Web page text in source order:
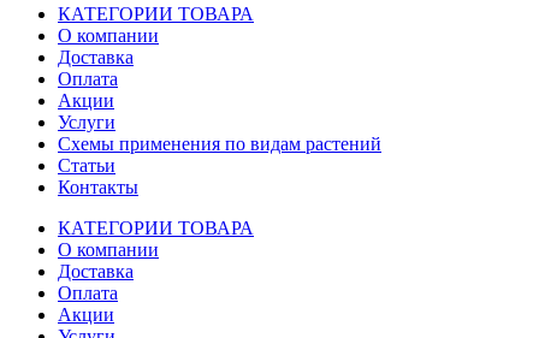
КАТЕГОРИИ ТОВАРА
О компании
Доставка
Оплата
Акции
Услуги
Схемы применения по видам растений
Статьи
Контакты
КАТЕГОРИИ ТОВАРА
О компании
Доставка
Оплата
Акции